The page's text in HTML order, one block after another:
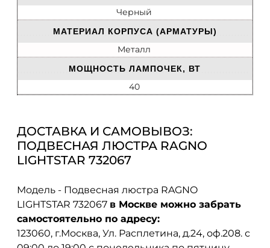
Черный
МАТЕРИАЛ КОРПУСА (АРМАТУРЫ)
Металл
МОЩНОСТЬ ЛАМПОЧЕК, ВТ
40
ДОСТАВКА И САМОВЫВОЗ:
ПОДВЕСНАЯ ЛЮСТРА RAGNO
LIGHTSTAR 732067
Модель - Подвесная люстра RAGNO
LIGHTSTAR 732067 в Москве можно забрать
самостоятельно по адресу:
123060, г.Москва, Ул. Расплетина, д.24, оф.208. с